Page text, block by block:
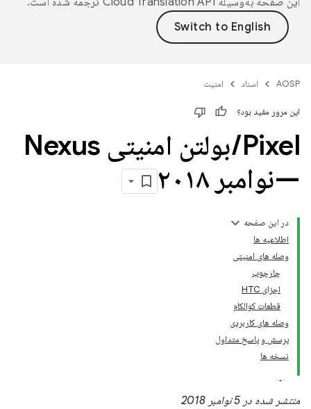
AOSP اسناد امنیت
این مرور مفید بود؟
Pixel
/
بولتن امنیتی Nexus
—نوامبر ۲۰۱۸
در این صفحه
اطلاعیه ها
وصله های امنیتی
چارچوب
اجزای HTC
قطعات کوالکام
وصله های کاربردی
پرسش و پاسخ متداول
نسخه ها
منتشر شده در 5 نوامبر 2018